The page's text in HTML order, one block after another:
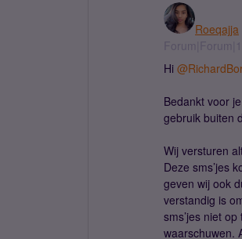
Roeqajja
Hi ​
Bedankt voor
gebruik buiten
Wij versturen
Deze sms’jes
geven wij ook
verstandig is
sms’jes niet
waarschuwen.